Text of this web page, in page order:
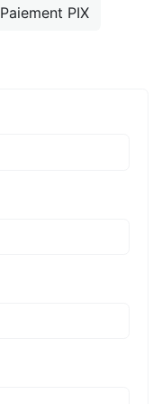
Paiement PIX